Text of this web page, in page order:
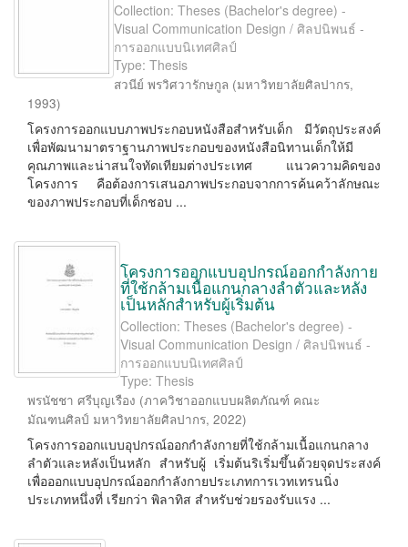
Collection: Theses (Bachelor's degree) -
Visual Communication Design / ศิลปนิพนธ์ -
การออกแบบนิเทศศิลป์
Type: Thesis
สวนีย์ พรวิศวารักษกูล (มหาวิทยาลัยศิลปากร,
1993)
โครงการออกแบบภาพประกอบหนังสือสำหรับเด็ก มีวัตถุประสงค์
เพื่อพัฒนามาตราฐานภาพประกอบของหนังสือนิทานเด็กให้มี
คุณภาพและน่าสนใจทัดเทียมต่างประเทศ แนวความคิดของ
โครงการ คือต้องการเสนอภาพประกอบจากการค้นคว้าลักษณะ
ของภาพประกอบที่เด็กชอบ ...
โครงการออกแบบอุปกรณ์ออกกำลังกาย
ที่ใช้กล้ามเนื้อแกนกลางลำตัวและหลัง
เป็นหลักสำหรับผู้เริ่มต้น
Collection: Theses (Bachelor's degree) -
Visual Communication Design / ศิลปนิพนธ์ -
การออกแบบนิเทศศิลป์
Type: Thesis
พรนัชชา ศรีบุญเรือง (ภาควิชาออกแบบผลิตภัณฑ์ คณะ
มัณฑนศิลป์ มหาวิทยาลัยศิลปากร, 2022)
โครงการออกแบบอุปกรณ์ออกกำลังกายที่ใช้กล้ามเนื้อแกนกลาง
ลำตัวและหลังเป็นหลัก สำหรับผู้ เริ่มต้นริเริ่มขึ้นด้วยจุดประสงค์
เพื่อออกแบบอุปกรณ์ออกกำลังกายประเภทการเวทเทรนนิ่ง
ประเภทหนึ่งที่ เรียกว่า พิลาทิส สำหรับช่วยรองรับแรง ...